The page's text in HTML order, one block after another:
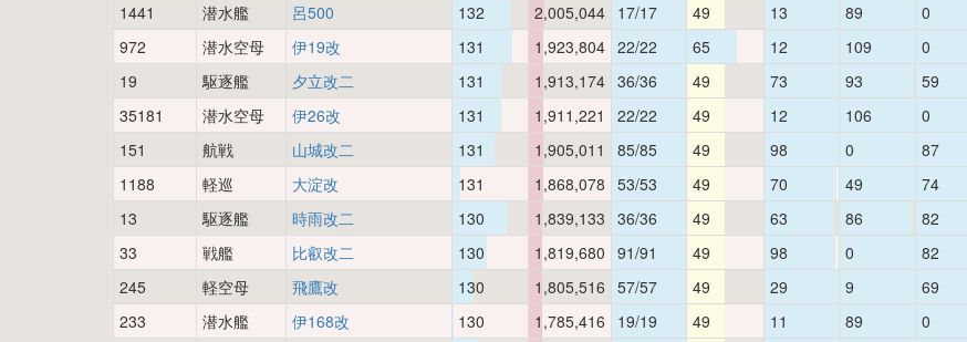
1441
潜水艦 呂500 132 2,005,044 17/17 49 13 89 0
972
潜水空母 伊19改 131 1,923,804 22/22 65 12 109 0
19
駆逐艦 夕立改二 131 1,913,174 36/36 49 73 93 59
35181
潜水空母 伊26改 131 1,911,221 22/22 49 12 106 0
151
航戦 山城改二 131 1,905,011 85/85 49 98 0 87
1188
軽巡 大淀改 131 1,868,078 53/53 49 70 49 74
13
駆逐艦 時雨改二 130 1,839,133 36/36 49 63 86 82
33
戦艦 比叡改二 130 1,819,680 91/91 49 98 0 82
245
軽空母 飛鷹改 130 1,805,516 57/57 49 29 9 69
233
潜水艦 伊168改 130 1,785,416 19/19 49 11 89 0